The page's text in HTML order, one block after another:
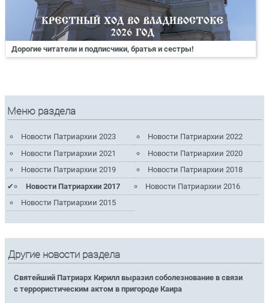
Дорогие читатели и подписчики, братья и сестры!
Меню раздела
Новости Патриархии 2023
Новости Патриархии 2022
Новости Патриархии 2021
Новости Патриархии 2020
Новости Патриархии 2019
Новости Патриархии 2018
Новости Патриархии 2017
Новости Патриархии 2016
Новости Патриархии 2015
Другие новости раздела
Святейший Патриарх Кирилл выразил соболезнование в связи
с террористическим актом в пригороде Каира